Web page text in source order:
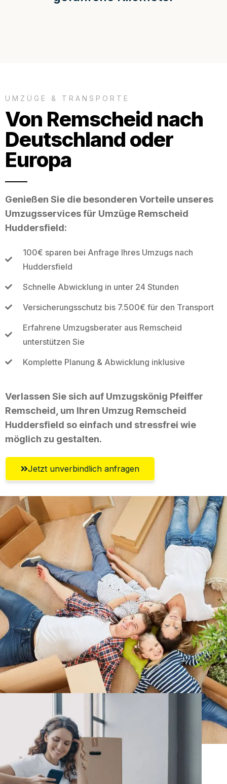
UMZÜGE & TRANSPORTE
Von Remscheid nach
Deutschland oder
Europa
Genießen Sie die besonderen Vorteile unseres
Umzugsservices für Umzüge Remscheid
Huddersfield:
100€ sparen bei Anfrage Ihres Umzugs nach
Huddersfield
Schnelle Abwicklung in unter 24 Stunden
Versicherungsschutz bis 7.500€ für den Transport
Erfahrene Umzugsberater aus Remscheid
unterstützen Sie
Komplette Planung & Abwicklung inklusive
Verlassen Sie sich auf Umzugskönig Pfeiffer
Remscheid, um Ihren Umzug Remscheid
Huddersfield so einfach und stressfrei wie
möglich zu gestalten.
Jetzt unverbindlich anfragen